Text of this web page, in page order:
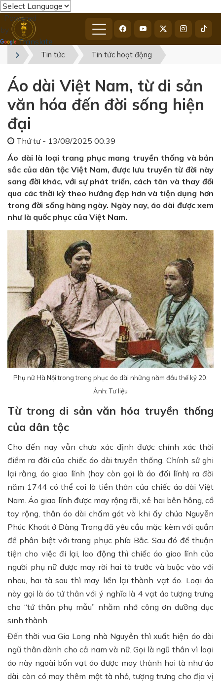
Tin tức Tin tức hoạt động
Áo dài Việt Nam, từ di sản
văn hóa đến đời sống hiện
đại
Thứ tư - 13/08/2025 00:39
Áo dài là loại trang phục mang truyền thống và bản
sắc của dân tộc Việt Nam, được lưu truyền từ đời này
sang đời khác, với sự phát triển, cách tân và thay đổi
qua các thời kỳ theo hướng đẹp hơn và tiện dụng hơn
trong đời sống hàng ngày. Ngày nay, áo dài được xem
như là quốc phục của Việt Nam.
Phụ nữ Hà Nội trong trang phục áo dài những năm đầu thế kỷ 20.
Ảnh: Tư liệu
Từ trong di sản văn hóa truyền thống
của dân tộc
Cho đến nay vẫn chưa xác định được chính xác thời
điểm ra đời của chiếc áo dài truyền thống. Chính sử ghi
lại rằng, áo giao lĩnh (hay còn gọi là áo đối lĩnh) ra đời
năm 1744 có thể coi là tiền thân của chiếc áo dài Việt
Nam. Áo giao lĩnh được may rộng rãi, xẻ hai bên hông, cổ
tay rộng, thân áo dài chấm gót và khi ấy chúa Nguyễn
Phúc Khoát ở Đàng Trong đã yêu cầu mặc kèm với quần
để phân biệt với trang phục phía Bắc. Sau đó để thuận
tiện cho việc đi lại, lao động thì chiếc áo giao lĩnh của
người phụ nữ được may rời hai tà trước và buộc vào với
nhau, hai tà sau thì may liền lại thành vạt áo. Loại áo
này gọi là áo tứ thân với ý nghĩa là 4 vạt áo tượng trưng
cho “tứ thân phụ mẫu” nhằm nhớ công ơn dưỡng dục
sinh thành.
Đến thời vua Gia Long nhà Nguyễn thì xuất hiện áo dài
ngũ thân dành cho cả nam và nữ. Gọi là ngũ thân vì loại
áo này ngoài bốn vạt áo được may thành hai tà như áo
dài, còn có may thêm một tà nhỏ, tượng trưng cho địa vị
Powered
by
Translate